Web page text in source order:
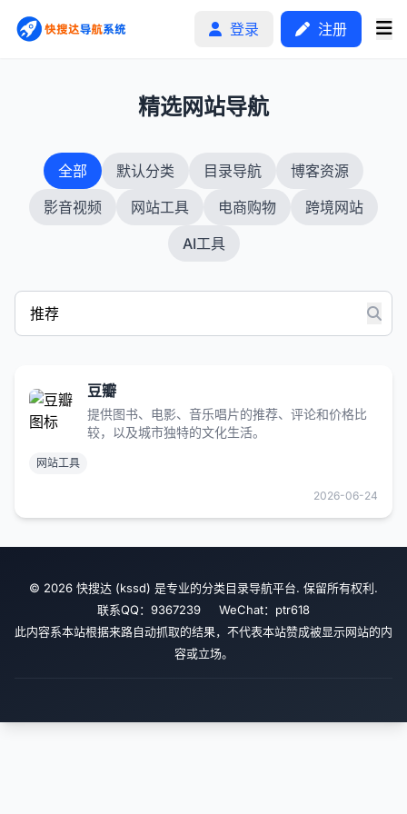
登录 注册
分类排行
申请收录
自助广告
精选网站导航
全部 默认分类 目录导航
博客资源
影音视频
网站工具 电商购物
跨境网站
AI工具
豆瓣
提供图书、电影、音乐唱片的推荐、评论和价格比
较，以及城市独特的文化生活。
网站工具
2026-06-24
© 2026 快搜达 (kssd) 是专业的分类目录导航平台. 保留所有权利.
联系QQ：9367239 WeChat：ptr618
此内容系本站根据来路自动抓取的结果，不代表本站赞成被显示网站的内
容或立场。